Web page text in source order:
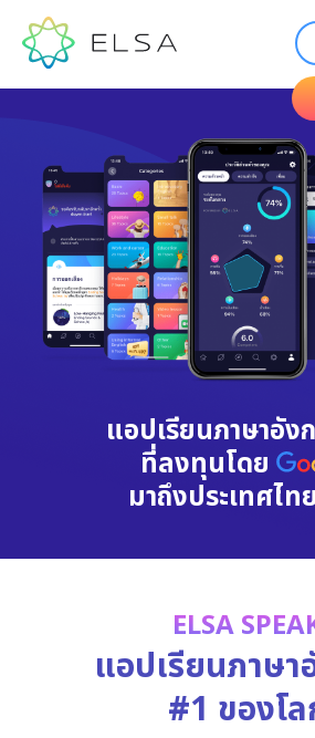
แอปเรียนภาษาอัง
ที่ลงทุนโดย
มาถึงประเทศไ
ELSA
แอปเรียนภาษ
#1 ของโ